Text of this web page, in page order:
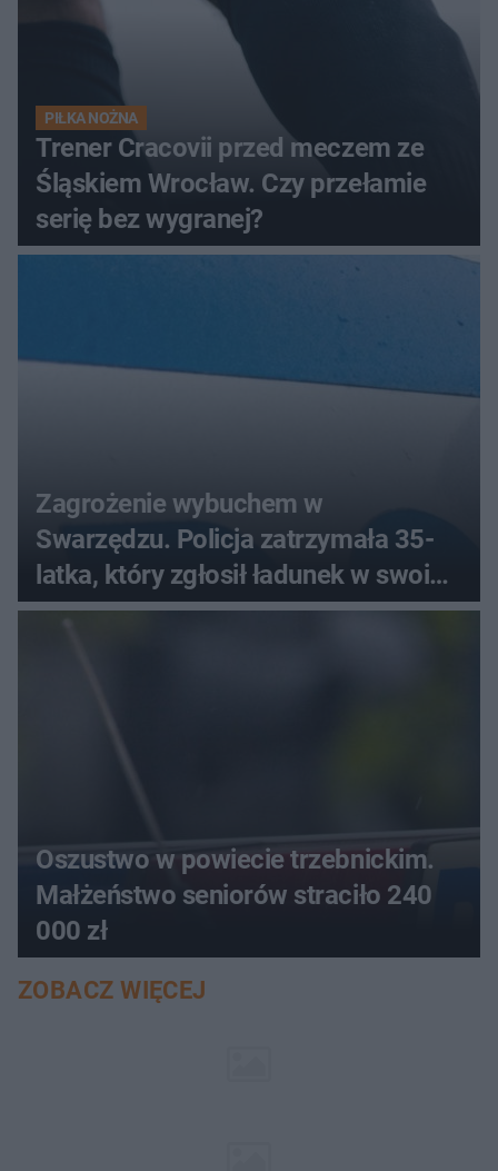
PIŁKA NOŻNA
Trener Cracovii przed meczem ze
Śląskiem Wrocław. Czy przełamie
serię bez wygranej?
Zagrożenie wybuchem w
Swarzędzu. Policja zatrzymała 35-
latka, który zgłosił ładunek w swoim
aucie
Oszustwo w powiecie trzebnickim.
Małżeństwo seniorów straciło 240
000 zł
ZOBACZ WIĘCEJ